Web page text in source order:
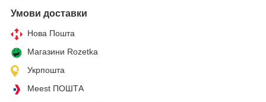
Умови доставки
Нова Пошта
Магазини Rozetka
Укрпошта
Meest ПОШТА